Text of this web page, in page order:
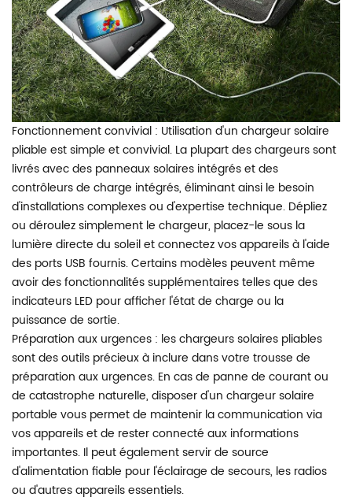
Fonctionnement convivial : Utilisation d'un chargeur solaire
pliable est simple et convivial. La plupart des chargeurs sont
livrés avec des panneaux solaires intégrés et des
contrôleurs de charge intégrés, éliminant ainsi le besoin
d'installations complexes ou d'expertise technique. Dépliez
ou déroulez simplement le chargeur, placez-le sous la
lumière directe du soleil et connectez vos appareils à l'aide
des ports USB fournis. Certains modèles peuvent même
avoir des fonctionnalités supplémentaires telles que des
indicateurs LED pour afficher l'état de charge ou la
puissance de sortie.
Préparation aux urgences : les chargeurs solaires pliables
sont des outils précieux à inclure dans votre trousse de
préparation aux urgences. En cas de panne de courant ou
de catastrophe naturelle, disposer d'un chargeur solaire
portable vous permet de maintenir la communication via
vos appareils et de rester connecté aux informations
importantes. Il peut également servir de source
d'alimentation fiable pour l'éclairage de secours, les radios
ou d'autres appareils essentiels.